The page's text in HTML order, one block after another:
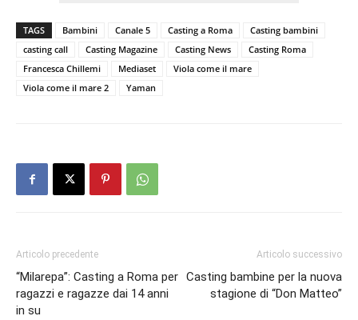
TAGS Bambini Canale 5 Casting a Roma
Casting bambini
casting call
Casting Magazine Casting News
Casting Roma
Francesca Chillemi
Mediaset
Viola come il mare
Viola come il mare 2
Yaman
Articolo precedente
“Milarepa”: Casting a Roma per
ragazzi e ragazze dai 14 anni
in su
Articolo successivo
Casting bambine per la nuova
stagione di “Don Matteo”